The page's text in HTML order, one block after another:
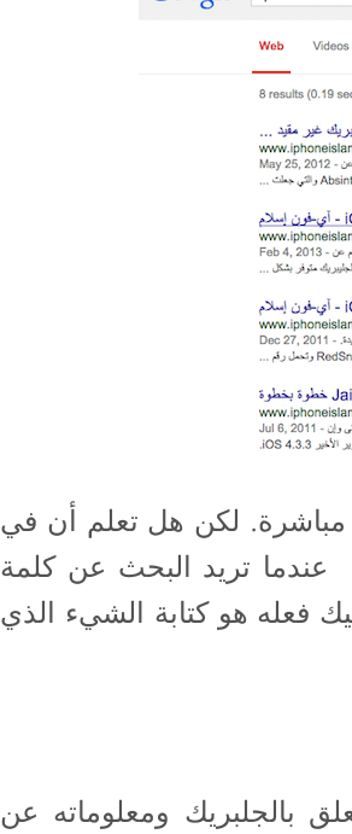
مباشرة. لكن هل تعلم أن في
تريد البحث عن كلمة
فعله هو كتابة الشيء الذي
بالجلبريك ومعلوماته عن